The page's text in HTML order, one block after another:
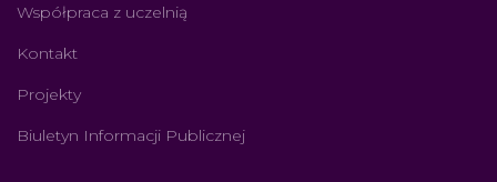
Współpraca z uczelnią
Kontakt
Projekty
Biuletyn Informacji Publicznej